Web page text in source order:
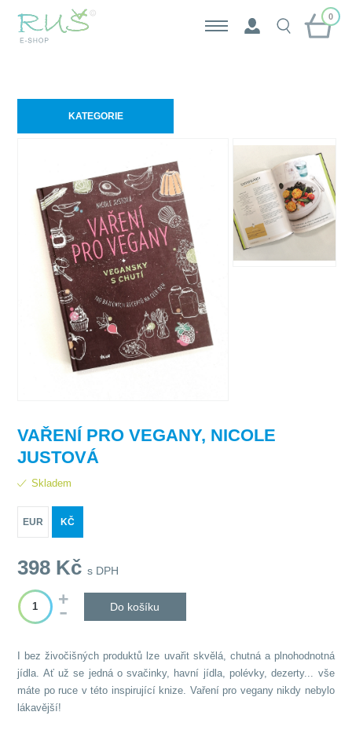
0
KATEGORIE
VAŘENÍ PRO VEGANY, NICOLE
JUSTOVÁ
Skladem
EUR KČ
398 Kčs DPH
Do košíku
I bez živočišných produktů lze uvařit skvělá, chutná a plnohodnotná
jídla. Ať už se jedná o svačinky, havní jídla, polévky, dezerty... vše
máte po ruce v této inspirující knize. Vaření pro vegany nikdy nebylo
lákavější!